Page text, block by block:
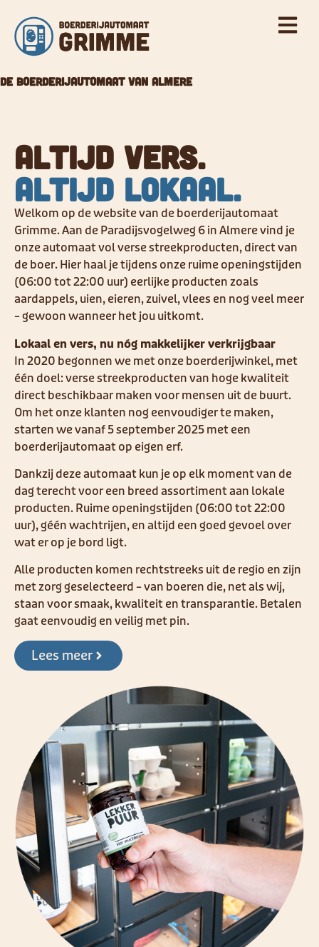
inhoud
De boerderijautomaat van Almere
Altijd vers.
Altijd lokaal.
Welkom op de website van de boerderijautomaat
Grimme. Aan de Paradijsvogelweg 6 in Almere vind je
onze automaat vol verse streekproducten, direct van
de boer. Hier haal je tijdens onze ruime openingstijden
(06:00 tot 22:00 uur) eerlijke producten zoals
aardappels, uien, eieren, zuivel, vlees en nog veel meer
– gewoon wanneer het jou uitkomt.
Lokaal en vers, nu nóg makkelijker verkrijgbaar
In 2020 begonnen we met onze boerderijwinkel, met
één doel: verse streekproducten van hoge kwaliteit
direct beschikbaar maken voor mensen uit de buurt.
Om het onze klanten nog eenvoudiger te maken,
starten we vanaf 5 september 2025 met een
boerderijautomaat op eigen erf.
Dankzij deze automaat kun je op elk moment van de
dag terecht voor een breed assortiment aan lokale
producten. Ruime openingstijden (06:00 tot 22:00
uur), géén wachtrijen, en altijd een goed gevoel over
wat er op je bord ligt.
Alle producten komen rechtstreeks uit de regio en zijn
met zorg geselecteerd – van boeren die, net als wij,
staan voor smaak, kwaliteit en transparantie. Betalen
gaat eenvoudig en veilig met pin.
Lees meer